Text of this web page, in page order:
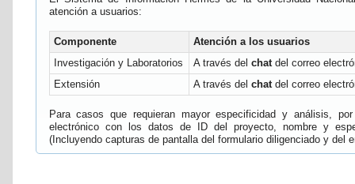
atención a usuarios:
Componente
Atención a los usuarios
Investigación y Laboratorios
A través del chatdel correo
Extensión
A través del chatdel correo
Para casos que requieran mayor especificidad y análisis,
electrónico con los datos de ID del proyecto, nombre y
(Incluyendo capturas de pantalla del formulario diligenciado y del